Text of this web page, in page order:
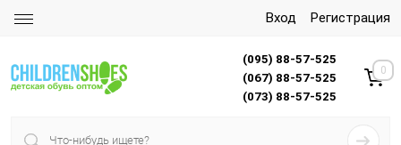
Вход Регистрация
(095) 88-57-525
(067) 88-57-525
(073) 88-57-525
0